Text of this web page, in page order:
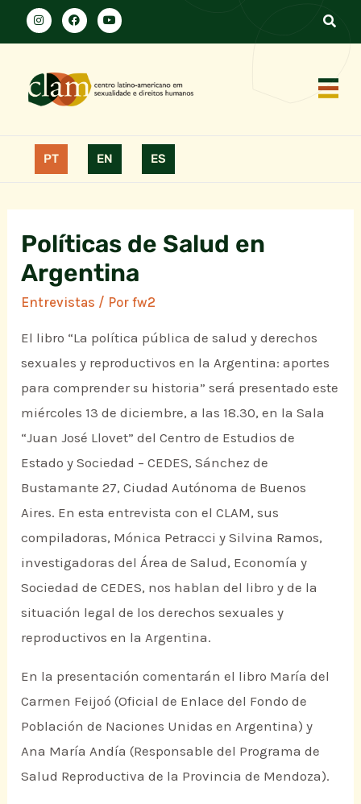
PT EN ES
Políticas de Salud en
Argentina
Entrevistas / Porfw2
El libro “La política pública de salud y derechos
sexuales y reproductivos en la Argentina: aportes
para comprender su historia” será presentado este
miércoles 13 de diciembre, a las 18.30, en la Sala
“Juan José Llovet” del Centro de Estudios de
Estado y Sociedad – CEDES, Sánchez de
Bustamante 27, Ciudad Autónoma de Buenos
Aires. En esta entrevista con el CLAM, sus
compiladoras, Mónica Petracci y Silvina Ramos,
investigadoras del Área de Salud, Economía y
Sociedad de CEDES, nos hablan del libro y de la
situación legal de los derechos sexuales y
reproductivos en la Argentina.
En la presentación comentarán el libro María del
Carmen Feijoó (Oficial de Enlace del Fondo de
Población de Naciones Unidas en Argentina) y
Ana María Andía (Responsable del Programa de
Salud Reproductiva de la Provincia de Mendoza).